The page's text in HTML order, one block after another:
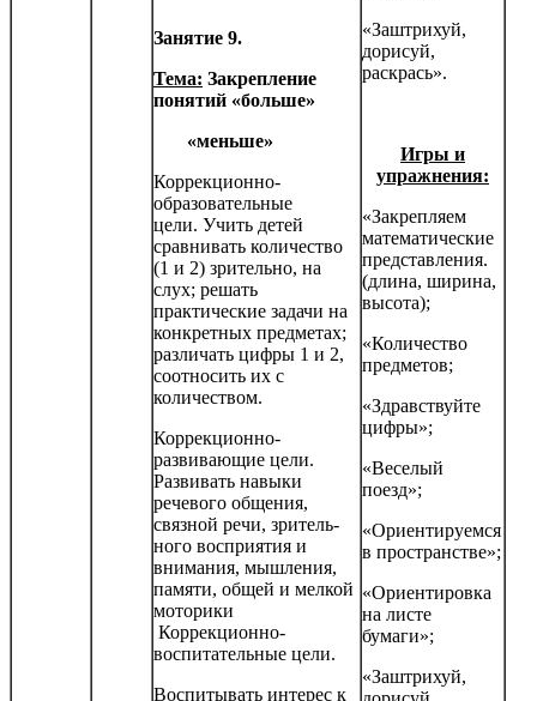
Занятие 9.
Тема: Закрепление
понятий «больше»
«меньше»
Коррекционно-
образовательные
цели. Учить детей
сравнивать количество
(1 и 2) зрительно, на
слух; решать
практические задачи на
конкретных предме­тах;
различать цифры 1 и 2,
соотносить их с
количеством.
Коррекционно-
развивающие цели.
Развивать навыки
речевого общения,
связной речи, зритель­
ного восприятия и
внимания, мышления,
памяти, общей и мелкой
моторики
Коррекционно-
воспитательные цели.
Воспитывать интерес к
«Заштрихуй,
дорисуй,
раскрась».
Игры и
упражнения:
«Закрепляем
математические
представления.
(длина, ширина,
высота);
«Количество
предметов;
«Здравствуйте
цифры»;
«Веселый
поезд»;
«Ориентируемся
в пространстве»;
«Ориентировка
на листе
бумаги»;
«Заштрихуй,